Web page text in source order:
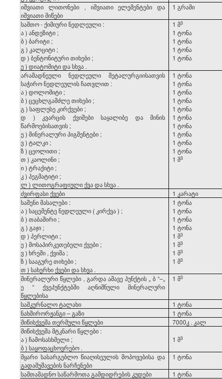
იშვიათი ლითონები , იშვიათი ელემენტები და
იშვიათიმიწები
1გრამი
სამთო-ქიმიურინედლეული :
ა)ანდეზიტი ;
ბ)ბარიტი ;
გ) კალციტი ;
დ )ბენტონიტურითიხები ;
ე)დიატომიტიდასხვა .
1 მ​3
1ტონა
1ტონა
1ტონა
1ტონა
არამადნეული ნედლეული
მეტალურგიისათვის
საჭირონედლეულისჩათვლით :
ა)დოლომიტი ;
ბ)ცეცხლგამძლეთიხები ;
გ)საფლუსე კირქვები ;
დ
) კვარცის ქვიშები საყალიბე და
მინის
წარმოებისათვის ;
ე)მინერალურიპიგმენტები ;
ვ)ტალკი ;
ზ)ცეოლითი ;
თ ) კაოლინი ;
ი)ტრაქიტი ;
კ)პეგმატიტი ;
ლ )ლითოგრაფიულიქვადასხვა .
1ტონა
1ტონა
1ტონა
1ტონა
1ტონა
1ტონა
1ტონა
1ტონა
1ტონა
1ტონა
1 მ​3
ძვირფასიქვები 1 კარატი
საშენიმასალები :
ა)საცემენტენედლეული ( კირქვა) ;
ბ)თაბაშირი ;
გ)გაჯი ;
დ )პერლიტი ;
ე)მოსაპირკეთებელიქვები ;
ვ)ხრეში ,ქვიშა ;
ზ)სააგურეთიხები ;
თ )სახერხიქვებიდასხვა .
1ტონა
1ტონა
1ტონა
1ტონა
1 მ​3
1 მ​3
1 მ​3
1 მ​3
მინერალური წყლები ,გარდა ამავე პუნქტის „ ბ “–„
ე
“ქვეპუნქტებში აღნიშნული
მინერალური
წყლებისა
1 მ​3
სამკურნალოტალახი 1ტონა
ნახშირორჟანგი–გაზი 1ტონა
მიწისქვეშათერმულიწყლები 7000კ . კალ
მიწისქვეშამტკნარიწყლები :
ა)ჩამოსასხმელი ;
ბ)საყოფაცხოვრებო .
1 მ​3
მყარი სასარგებლო წიაღისეულის მოპოვებისა და
გადამუშავებისნარჩენები
1ტონა
სამთამადნოსაწარმოთაგამდიდრების კუდები 1ტონა